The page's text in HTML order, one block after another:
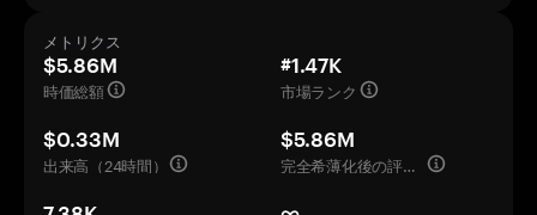
メトリクス
$5.86M
時価総額
#1.47K
市場ランク
$0.33M
出来高（24時間）
$5.86M
完全希薄化後の評価額